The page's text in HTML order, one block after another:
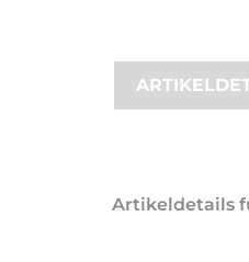
Artikeldetails